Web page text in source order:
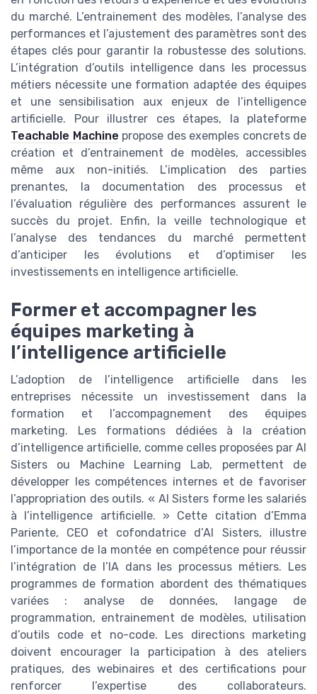
du marché. L’entrainement des modèles, l’analyse des
performances et l’ajustement des paramètres sont des
étapes clés pour garantir la robustesse des solutions.
L’intégration d’outils intelligence dans les processus
métiers nécessite une formation adaptée des équipes
et une sensibilisation aux enjeux de l’intelligence
artificielle. Pour illustrer ces étapes, la plateforme
Teachable Machine propose des exemples concrets de
création et d’entrainement de modèles, accessibles
même aux non-initiés. L’implication des parties
prenantes, la documentation des processus et
l’évaluation régulière des performances assurent le
succès du projet. Enfin, la veille technologique et
l’analyse des tendances du marché permettent
d’anticiper les évolutions et d’optimiser les
investissements en intelligence artificielle.
Former et accompagner les
équipes marketing à
l’intelligence artificielle
L’adoption de l’intelligence artificielle dans les
entreprises nécessite un investissement dans la
formation et l’accompagnement des équipes
marketing. Les formations dédiées à la création
d’intelligence artificielle, comme celles proposées par AI
Sisters ou Machine Learning Lab, permettent de
développer les compétences internes et de favoriser
l’appropriation des outils. « AI Sisters forme les salariés
à l’intelligence artificielle. » Cette citation d’Emma
Pariente, CEO et cofondatrice d’AI Sisters, illustre
l’importance de la montée en compétence pour réussir
l’intégration de l’IA dans les processus métiers. Les
programmes de formation abordent des thématiques
variées : analyse de données, langage de
programmation, entrainement de modèles, utilisation
d’outils code et no-code. Les directions marketing
doivent encourager la participation à des ateliers
pratiques, des webinaires et des certifications pour
renforcer l’expertise des collaborateurs.